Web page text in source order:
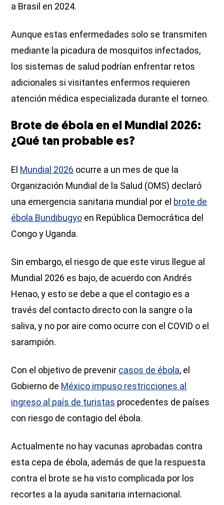
a Brasil en 2024.
Aunque estas enfermedades solo se transmiten
mediante la picadura de mosquitos infectados,
los sistemas de salud podrían enfrentar retos
adicionales si visitantes enfermos requieren
atención médica especializada durante el torneo.
Brote de ébola en el Mundial 2026:
¿Qué tan probable es?
El Mundial 2026 ocurre a un mes de que la
Organización Mundial de la Salud (OMS) declaró
una emergencia sanitaria mundial por el brote de
ébola Bundibugyo en República Democrática del
Congo y Uganda.
Sin embargo, el riesgo de que este virus llegue al
Mundial 2026 es bajo, de acuerdo con Andrés
Henao, y esto se debe a que el contagio es a
través del contacto directo con la sangre o la
saliva, y no por aire como ocurre con el COVID o el
sarampión.
Con el objetivo de prevenir casos de ébola, el
Gobierno de México impuso restricciones al
ingreso al país de turistas procedentes de países
con riesgo de contagio del ébola.
Actualmente no hay vacunas aprobadas contra
esta cepa de ébola, además de que la respuesta
contra el brote se ha visto complicada por los
recortes a la ayuda sanitaria internacional.